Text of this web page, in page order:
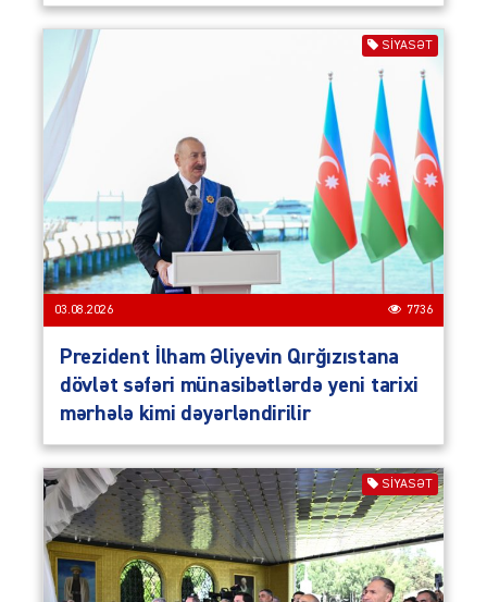
SIYASƏT
03.08.2026 7736
Prezident İlham Əliyevin Qırğızıstana
dövlət səfəri münasibətlərdə yeni tarixi
mərhələ kimi dəyərləndirilir
SIYASƏT